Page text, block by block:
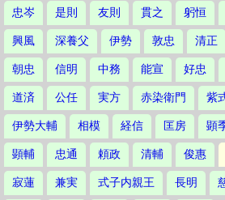
忠岑 是則 友則 貫之 躬恒
興風 深養父 伊勢 敦忠 清正
朝忠 信明 中務 能宣 好忠
道済 公任 実方 赤染衛門 紫
伊勢大輔 相模 経信 匡房 顕
顕輔 忠通 頼政 清輔 俊惠
寂蓮 兼実 式子内親王 長明